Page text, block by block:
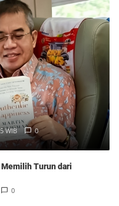
WIB 0
Turun dari
0